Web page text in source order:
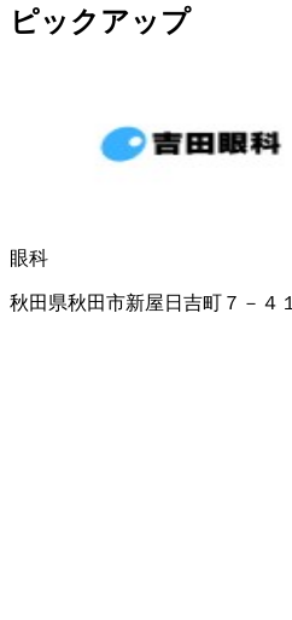
ピックアップ
眼科
秋田県秋田市新屋日吉町７－４１